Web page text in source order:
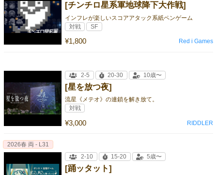
[チンチロ星系軍地球降下大作戦]
インフレが楽しいスコアアタック系紙ペンゲーム
¥1,800
対戦 SF
Red i Games
[星を放つ夜]
流星《メテオ》の連鎖を解き放て。
¥3,000
2-5 20-30 10歳〜
対戦
RIDDLER
[踊ッタット]
2026春 両 - L31
2-10
15-20 5歳〜